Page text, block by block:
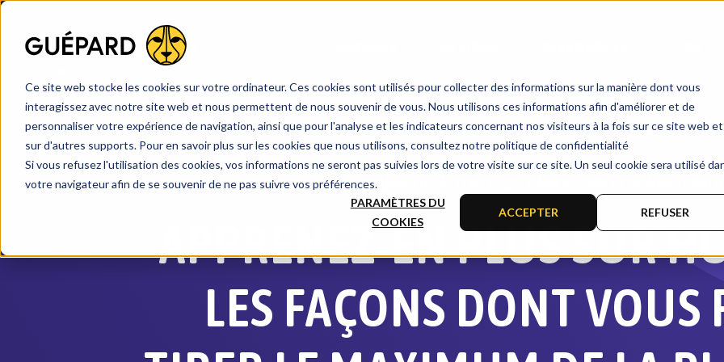
Ce site web stocke les cookies sur votre ordinateur. Ces cookies sont utilisés pour collecter des informations sur la manière dont vous
interagissez avec notre site web et nous permettent de nous souvenir de vous. Nous utilisons ces informations afin d'améliorer et de
personnaliser votre expérience de navigation, ainsi que pour l'analyse et les indicateurs concernant nos visiteurs à la fois sur ce site web et
sur d'autres supports. Pour en savoir plus sur les cookies que nous utilisons, consultez notre politique de confidentialité
Si vous refusez l'utilisation des cookies, vos informations ne seront pas suivies lors de votre visite sur ce site. Un seul cookie sera utilisé
votre navigateur afin de se souvenir de ne pas suivre vos préférences.
PARAMÈTRES DU
COOKIES
ACCEPTER REFUSER
BLOG HUBSPOT : ACTUALITÉS, CONSEILS CRM ET BONNES
APPRENEZ-EN PLUS SUR
LES FAÇONS DONT VOUS